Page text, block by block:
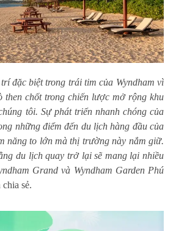
đặc biệt trong trái tim của Wyndham vì
then chốt trong chiến lược mở rộng khu
tôi. Sự phát triển nhanh chóng của
những điểm đến du lịch hàng đầu của
năng to lớn mà thị trường này nắm giữ.
du lịch quay trở lại sẽ mang lại nhiều
Grand và Wyndham Garden Phú
sẻ.